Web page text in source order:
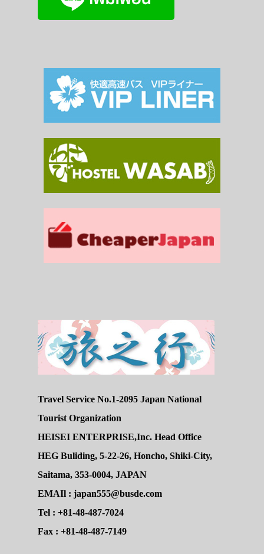
Travel Service No.1-2095 Japan National
Tourist Organization
HEISEI ENTERPRISE,Inc. Head Office
HEG Buliding, 5-22-26, Honcho, Shiki-City,
Saitama, 353-0004, JAPAN
EMAIl : japan555@busde.com
Tel : +81-48-487-7024
Fax : +81-48-487-7149